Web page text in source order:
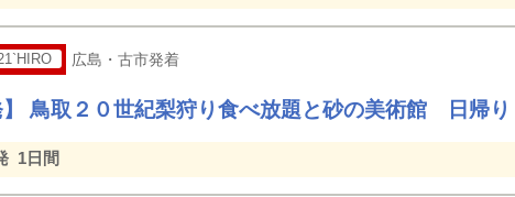
広島・古市発着
】 鳥取２０世紀梨狩り食べ放題と砂の美術館 日帰り
1日間